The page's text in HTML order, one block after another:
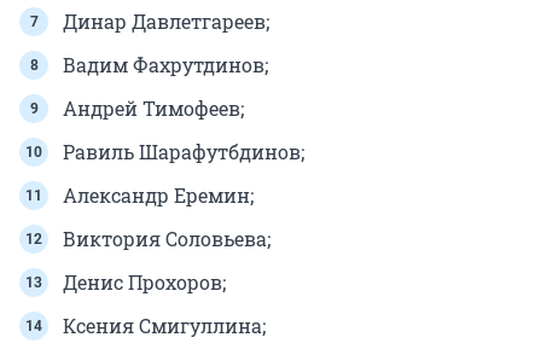
Динар Давлетгареев;
Вадим Фахрутдинов;
Андрей Тимофеев;
Равиль Шарафутбдинов;
Александр Еремин;
Виктория Соловьева;
Денис Прохоров;
Ксения Смигуллина;